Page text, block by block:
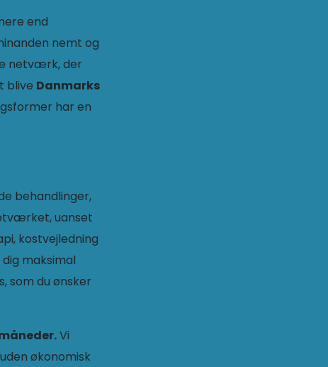
end
nemt og
netværk, der
blive Danmarks
har en
behandlinger,
uanset
kostvejledning
maksimal
som du ønsker
Vi
økonomisk